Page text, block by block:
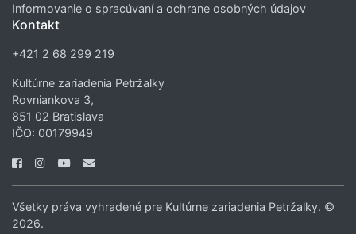
Informovanie o spracúvaní a ochrane osobných údajov
Kontakt
+421 2 68 299 219
Kultúrne zariadenia Petržalky
Rovniankova 3,
851 02 Bratislava
IČO: 00179949
Všetky práva vyhradené pre Kultúrne zariadenia Petržalky. ©
2026.